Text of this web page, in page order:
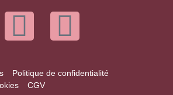
Politique de confidentialité
CGV